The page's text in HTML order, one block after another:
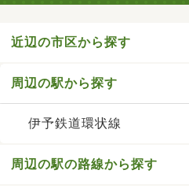
近辺の市区から探す
周辺の駅から探す
伊予鉄道環状線
周辺の駅の路線から探す